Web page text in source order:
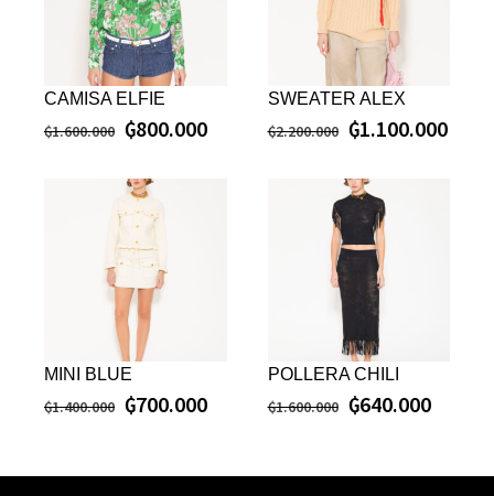
CAMISA ELFIE
₲1.600.000 ₲800.000
SWEATER ALEX
₲2.200.000 ₲1.100.000
MINI BLUE
₲1.400.000 ₲700.000
POLLERA CHILI
₲1.600.000 ₲640.000